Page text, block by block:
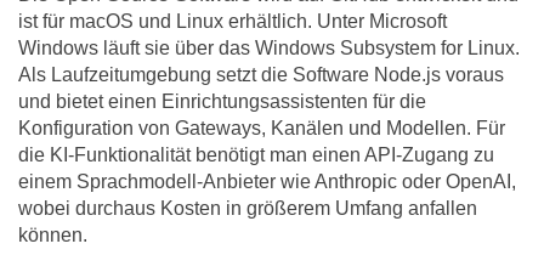
ist für macOS und Linux erhältlich. Unter Microsoft
Windows läuft sie über das Windows Subsystem for Linux.
Als Laufzeitumgebung setzt die Software Node.js voraus
und bietet einen Einrichtungsassistenten für die
Konfiguration von Gateways, Kanälen und Modellen. Für
die KI-Funktionalität benötigt man einen API-Zugang zu
einem Sprachmodell-Anbieter wie Anthropic oder OpenAI,
wobei durchaus Kosten in größerem Umfang anfallen
können.